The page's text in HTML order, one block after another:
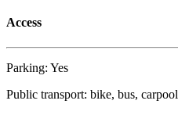
Access
Parking: Yes
Public transport: bike, bus, carpool